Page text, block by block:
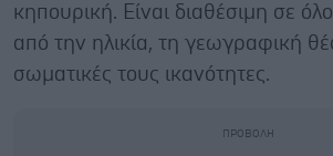
κηπουρική. Είναι διαθέσιμη σε
από την ηλικία, τη γεωγραφική
σωματικές τους ικανότητες.